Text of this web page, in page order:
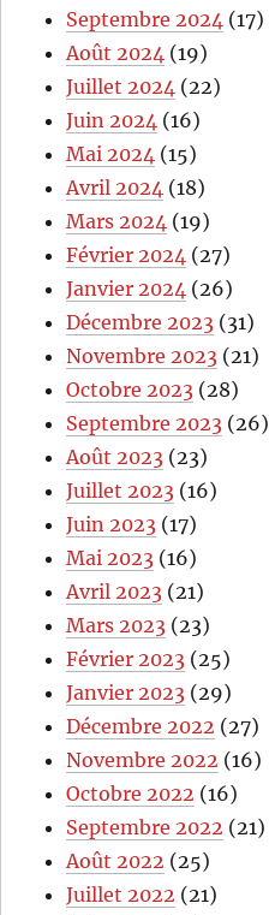
Septembre 2024 (17)
Août 2024 (19)
Juillet 2024 (22)
Juin 2024 (16)
Mai 2024 (15)
Avril 2024 (18)
Mars 2024 (19)
Février 2024 (27)
Janvier 2024 (26)
Décembre 2023 (31)
Novembre 2023 (21)
Octobre 2023 (28)
Septembre 2023 (26)
Août 2023 (23)
Juillet 2023 (16)
Juin 2023 (17)
Mai 2023 (16)
Avril 2023 (21)
Mars 2023 (23)
Février 2023 (25)
Janvier 2023 (29)
Décembre 2022 (27)
Novembre 2022 (16)
Octobre 2022 (16)
Septembre 2022 (21)
Août 2022 (25)
Juillet 2022 (21)